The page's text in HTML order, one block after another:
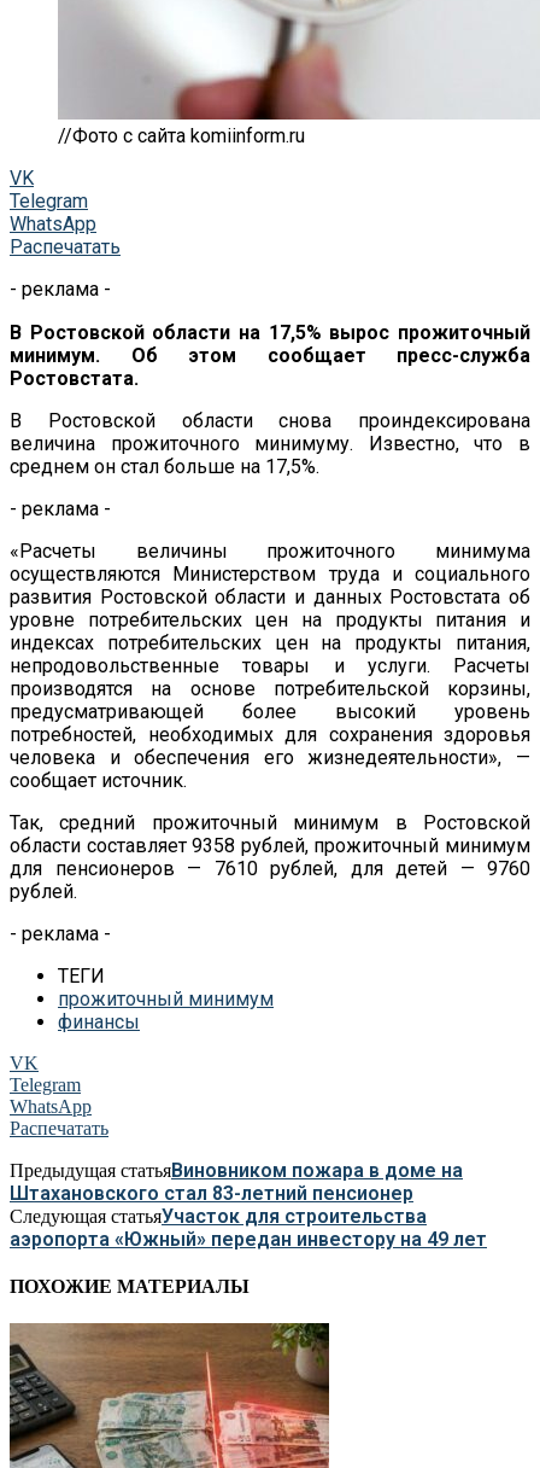
//Фото с сайта komiinform.ru
VK
Telegram
WhatsApp
Распечатать
- реклама -
В Ростовской области на 17,5% вырос прожиточный
минимум. Об этом сообщает пресс-служба
Ростовстата.
В Ростовской области снова проиндексирована
величина прожиточного минимуму. Известно, что в
среднем он стал больше на 17,5%.
- реклама -
«Расчеты величины прожиточного минимума
осуществляются Министерством труда и социального
развития Ростовской области и данных Ростовстата об
уровне потребительских цен на продукты питания и
индексах потребительских цен на продукты питания,
непродовольственные товары и услуги. Расчеты
производятся на основе потребительской корзины,
предусматривающей более высокий уровень
потребностей, необходимых для сохранения здоровья
человека и обеспечения его жизнедеятельности», —
сообщает источник.
Так, средний прожиточный минимум в Ростовской
области составляет 9358 рублей, прожиточный минимум
для пенсионеров — 7610 рублей, для детей — 9760
рублей.
- реклама -
ТЕГИ
прожиточный минимум
финансы
VK
Telegram
WhatsApp
Распечатать
Предыдущая статьяВиновником пожара в доме на
Штахановского стал 83-летний пенсионер
Следующая статьяУчасток для строительства
аэропорта «Южный» передан инвестору на 49 лет
ПОХОЖИЕ МАТЕРИАЛЫ